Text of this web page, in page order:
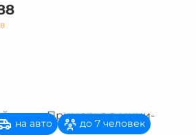
на авто до 7 человек